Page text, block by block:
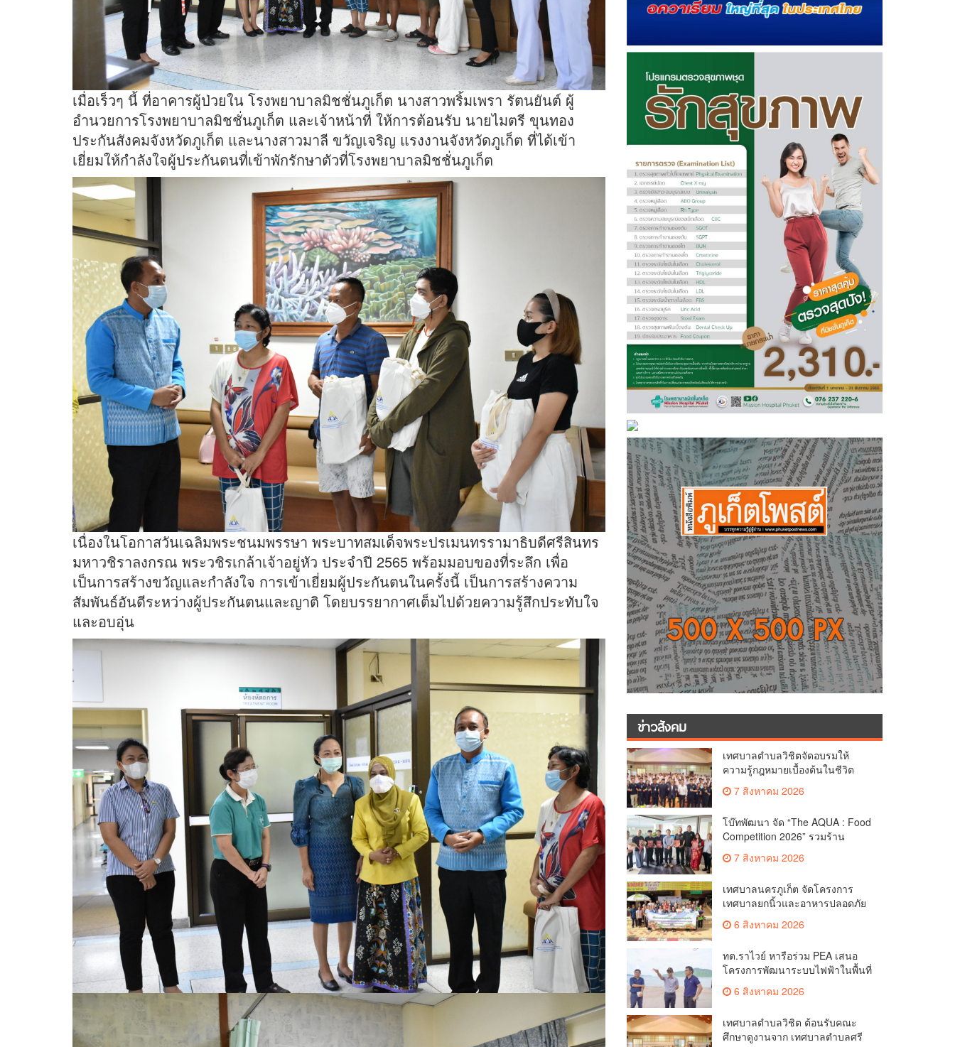
เมื่อเร็วๆ นี้ ที่อาคารผู้ป่วยใน โรงพยาบาลมิชชั่นภูเก็ต นางสาวพริ้มเพรา รัตนยันต์ ผู้
อำนวยการโรงพยาบาลมิชชั่นภูเก็ต และเจ้าหน้าที่ ให้การต้อนรับ นายไมตรี ขุนทอง
ประกันสังคมจังหวัดภูเก็ต และนางสาวมาลี ขวัญเจริญ แรงงานจังหวัดภูเก็ต ที่ได้เข้า
เยี่ยมให้กำลังใจผู้ประกันตนที่เข้าพักรักษาตัวที่โรงพยาบาลมิชชั่นภูเก็ต
เนื่องในโอกาสวันเฉลิมพระชนมพรรษา พระบาทสมเด็จพระปรเมนทรรามาธิบดีศรีสินทร
มหาวชิราลงกรณ พระวชิรเกล้าเจ้าอยู่หัว ประจำปี 2565 พร้อมมอบของที่ระลึก เพื่อ
เป็นการสร้างขวัญและกำลังใจ การเข้าเยี่ยมผู้ประกันตนในครั้งนี้ เป็นการสร้างความ
สัมพันธ์อันดีระหว่างผู้ประกันตนและญาติ โดยบรรยากาศเต็มไปด้วยความรู้สึกประทับใจ
และอบอุ่น
ข่าวสังคม
เทศบาลตำบลวิชิตจัดอบรมให้
ความรู้กฎหมายเบื้องต้นในชีวิต
ประจำวันแก่เยาวชน
7 สิงหาคม 2026
โบ๊ทพัฒนา จัด “The AQUA : Food
Competition 2026” รวมร้าน
อาหารชั้นนำของ The Shopps at
The AQUA ชูศักยภาพ Food
7 สิงหาคม 2026
เทศบาลนครภูเก็ต จัดโครงการ
เทศบาลยกนิ้วและอาหารปลอดภัย
เพื่อสุขอนามัยผู้บริโภค
6 สิงหาคม 2026
ทต.ราไวย์ หารือร่วม PEA เสนอ
โครงการพัฒนาระบบไฟฟ้าในพื้นที่
เกาะโหลน
6 สิงหาคม 2026
เทศบาลตำบลวิชิต ต้อนรับคณะ
ศึกษาดูงานจาก เทศบาลตำบลศรี